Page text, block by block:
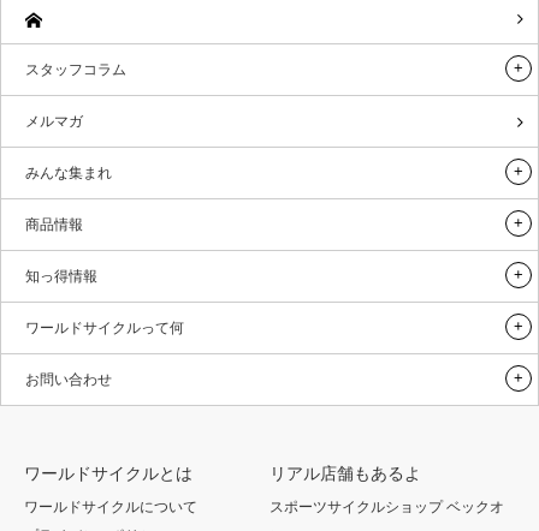
スタッフコラム
メルマガ
みんな集まれ
商品情報
知っ得情報
ワールドサイクルって何
お問い合わせ
ワールドサイクルとは
ワールドサイクルについて
リアル店舗もあるよ
スポーツサイクルショップ ベックオ